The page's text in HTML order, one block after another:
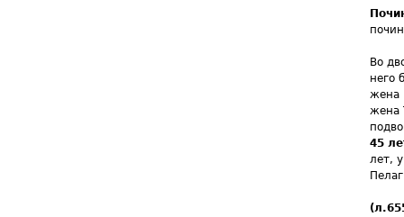
Во
него
жена
жена
45
лет,